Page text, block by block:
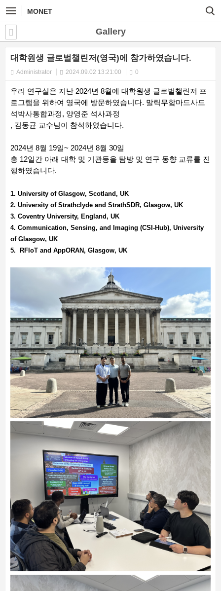
MONET
Gallery
대학원생 글로벌챌린저(영국)에 참가하였습니다.
Administrator 2024.09.02 13:21:00 0
우리 연구실은 지난 2024년 8월에 대학원생 글로벌챌린저 프
로그램을 위하여 영국에 방문하였습니다. 말릭무함마드사드
석박사통합과정, 양영준 석사과정
, 김동균 교수님이 참석하였습니다.
2024년 8월 19일~ 2024년 8월 30일
총 12일간 아래 대학 및 기관등을 탐방 및 연구 동향 교류를 진
행하였습니다.
1. University of Glasgow, Scotland, UK
2. University of Strathclyde and StrathSDR, Glasgow, UK
3. Coventry University, England, UK
4. Communication, Sensing, and Imaging (CSI-Hub), University
of Glasgow, UK
5. RFIoT and AppORAN, Glasgow, UK